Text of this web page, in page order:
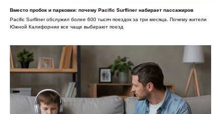
Вместо пробок и парковки: почему Pacific Surfliner набирает пассажиров
Pacific Surfliner обслужил более 600 тысяч поездок за три месяца. Почему жители
Южной Калифорнии все чаще выбирают поезд